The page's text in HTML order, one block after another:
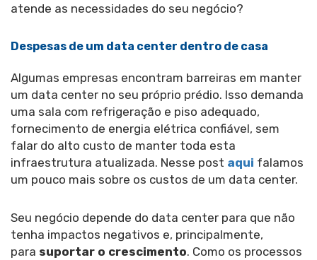
atende as necessidades do seu negócio?
Despesas de um data center dentro de casa
Algumas empresas encontram barreiras em manter
um data center no seu próprio prédio. Isso demanda
uma sala com refrigeração e piso adequado,
fornecimento de energia elétrica confiável, sem
falar do alto custo de manter toda esta
infraestrutura atualizada. Nesse post aqui falamos
um pouco mais sobre os custos de um data center.
Seu negócio depende do data center para que não
tenha impactos negativos e, principalmente,
para suportar o crescimento. Como os processos